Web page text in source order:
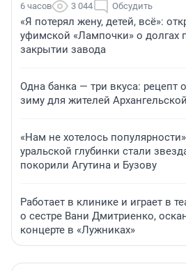
6 часов 3 044 Обсудить
«Я потерял жену, детей, всё»:
уфимской «Лампочки» о долгах
закрытии завода
Одна банка — три вкуса: рецепт
зиму для жителей
«Нам не хотелось
уральской глубинки стали
покорили Агутина и Бузову
Работает в клинике и играет в
о сестре Вани Дмитриенко,
концерте в «Лужниках»